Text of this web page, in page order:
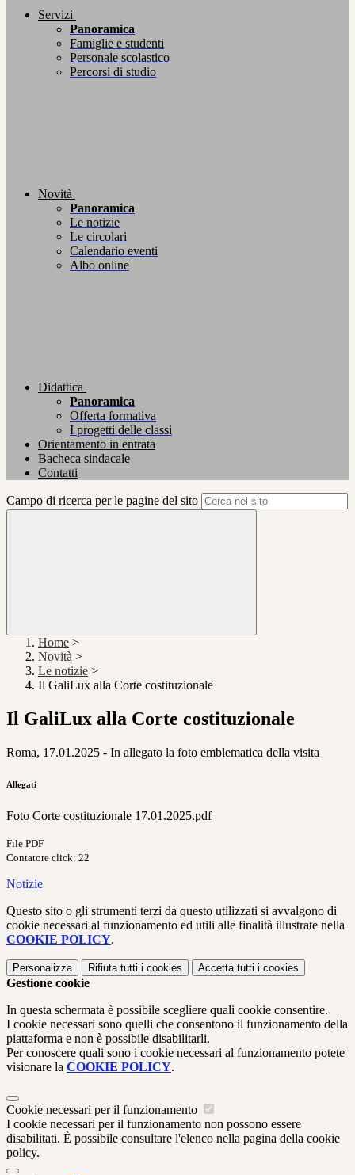
Servizi
Panoramica
Famiglie e studenti
Personale scolastico
Percorsi di studio
Novità
Panoramica
Le notizie
Le circolari
Calendario eventi
Albo online
Didattica
Panoramica
Offerta formativa
I progetti delle classi
Orientamento in entrata
Bacheca sindacale
Contatti
Campo di ricerca per le pagine del sito
Home >
Novità >
Le notizie >
Il GaliLux alla Corte costituzionale
Il GaliLux alla Corte costituzionale
Roma, 17.01.2025 - In allegato la foto emblematica della visita
Allegati
Foto Corte costituzionale 17.01.2025.pdf
File PDF
Contatore click: 22
Notizie
Questo sito o gli strumenti terzi da questo utilizzati si avvalgono di
cookie necessari al funzionamento ed utili alle finalità illustrate nella
COOKIE POLICY.
Personalizza Rifiuta tutti i cookies Accetta tutti i cookies
Gestione cookie
In questa schermata è possibile scegliere quali cookie consentire.
I cookie necessari sono quelli che consentono il funzionamento della
piattaforma e non è possibile disabilitarli.
Per conoscere quali sono i cookie necessari al funzionamento potete
visionare la COOKIE POLICY.
Cookie necessari per il funzionamento
I cookie necessari per il funzionamento non possono essere
disabilitati. È possibile consultare l'elenco nella pagina della cookie
policy.